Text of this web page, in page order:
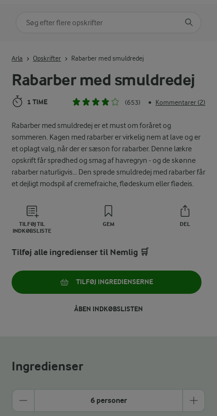
Rabarber med smuldredej
1 TIME (653) • Kommentarer (2)
Rabarber med smuldredej er et must om foråret og
sommeren. Kagen med rabarber er virkelig nem at lave og er
et oplagt valg, når der er sæson for rabarber. Denne lækre
opskrift får sprødhed og smag af havregryn - og de skønne
rabarber naturligvis... Den sprøde smuldredej med rabarber får
et dejligt modspil af cremefraiche, flødeskum eller flødeis.
TILFØJ TIL
INDKØBSLISTE
GEM DEL
Arla Opskrifter Rabarber med smuldredej
Tilføj alle ingredienser til Nemlig 🛒
TILFØJ INGREDIENSERNE
ÅBEN INDKØBSLISTEN
Ingredienser
6 personer
Søg på kategori